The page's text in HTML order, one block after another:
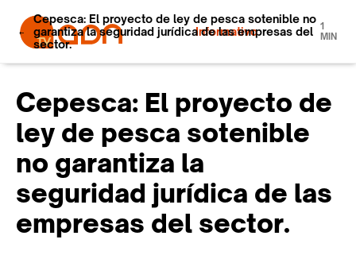
Informativo
Cepesca: El proyecto de ley de pesca sotenible no
garantiza la seguridad jurídica de las empresas del
sector.
1
MIN
Cepesca: El proyecto de
ley de pesca sotenible
no garantiza la
seguridad jurídica de las
empresas del sector.